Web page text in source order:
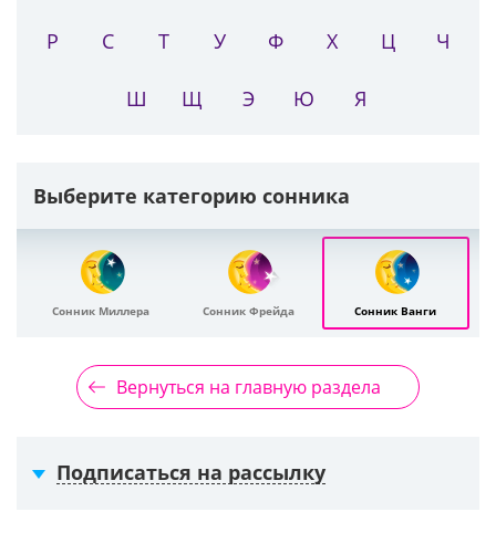
Р С Т У Ф Х Ц Ч
Ш Щ Э Ю Я
Выберите категорию сонника
Сонник Миллера Сонник Фрейда Сонник Ванги
Вернуться на главную раздела
Подписаться на рассылку